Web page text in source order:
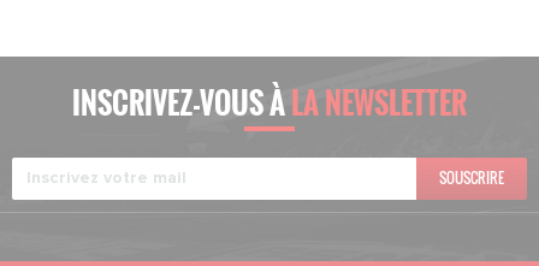
INSCRIVEZ-VOUS ÀLA NEWSLETTER
SOUSCRIRE